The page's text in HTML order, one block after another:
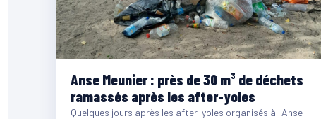
Anse Meunier : près de 30 m³ de déchets
ramassés après les after-yoles
Quelques jours après les after-yoles organisés à l'Anse